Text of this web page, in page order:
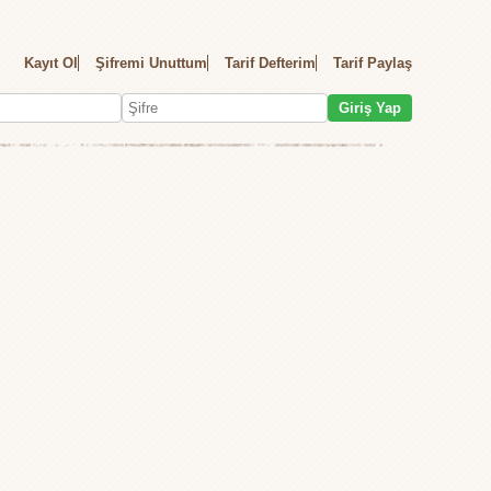
Kayıt Ol Şifremi Unuttum Tarif Defterim Tarif Paylaş
Giriş Yap